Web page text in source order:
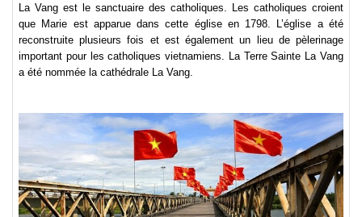
La Vang est le sanctuaire des catholiques. Les catholiques croient
que Marie est apparue dans cette église en 1798. L’église a été
reconstruite plusieurs fois et est également un lieu de pèlerinage
important pour les catholiques vietnamiens. La Terre Sainte La Vang
a été nommée la cathédrale La Vang.